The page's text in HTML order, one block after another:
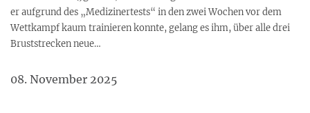
er aufgrund des „Medizinertests“ in den zwei Wochen vor dem
Wettkampf kaum trainieren konnte, gelang es ihm, über alle drei
Bruststrecken neue…
08. November 2025